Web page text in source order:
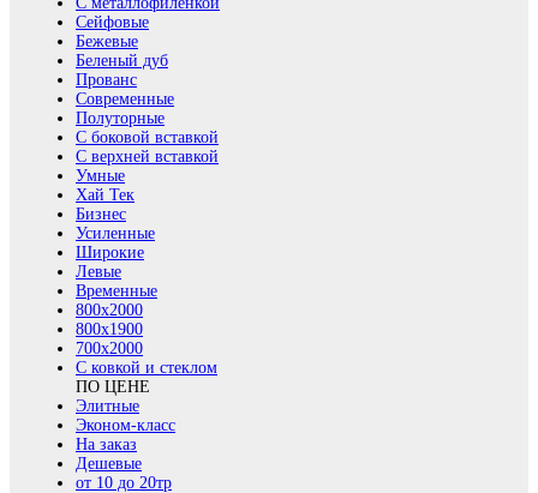
Сейфовые
Бежевые
Беленый дуб
Прованс
Современные
Полуторные
С боковой вставкой
С верхней вставкой
Умные
Хай Тек
Бизнес
Усиленные
Широкие
Левые
Временные
800х2000
800x1900
700x2000
С ковкой и стеклом
ПО ЦЕНЕ
Элитные
Эконом-класс
На заказ
Дешевые
от 10 до 20тр